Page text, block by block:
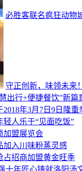
必胜客联名疯狂动物
守正创新，味领未来
出行+便捷餐饮”新篇
年3月7日9日隆重
人乐于“见面吃饭”
加盟展览会
加入川味粉蒸灵感
占招商加盟黄金旺季